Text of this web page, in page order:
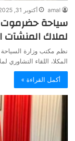
amal أكتوبر 31, 2025
سياحة حضرموت
لملاك المنشآت
نظم مكتب وزارة
المكلا، اللقاء
أكمل القراءة »